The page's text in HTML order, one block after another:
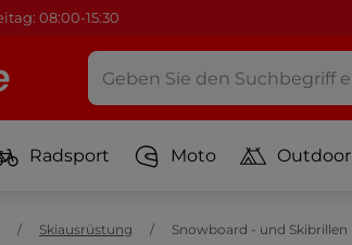
08:00-15:30
Radsport Moto Outdoor
Skiausrüstung Snowboard - und Skibrillen